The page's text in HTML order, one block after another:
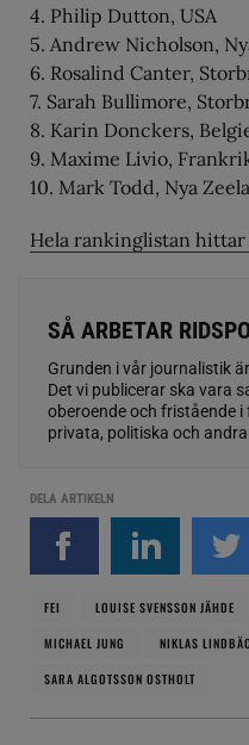
4. Philip Dutton, USA
5. Andrew Nicholson,
6. Rosalind Canter,
7. Sarah Bullimore,
8. Karin Donckers,
9. Maxime Livio,
10. Mark Todd, Nya
Hela rankinglistan hittar
SÅ ARBETAR
Grunden i vår journalistik
Det vi publicerar ska vara
oberoende och fristående
privata, politiska och
DELA ARTIKELN
FEI LOUISE SVENSSON JÄHDE
MICHAEL JUNG
NIKLAS
SARA ALGOTSSON OSTHOLT